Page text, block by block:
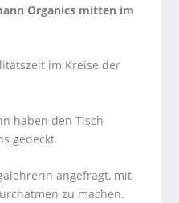
Organics mitten im
im Kreise der
haben den Tisch
gedeckt.
angefragt, mit
zu machen.